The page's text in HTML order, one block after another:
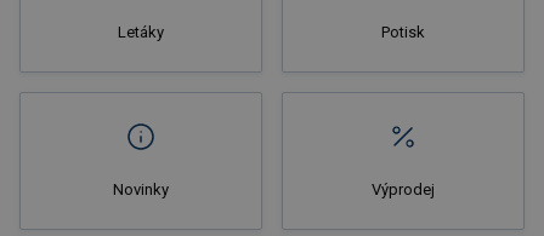
Letáky Potisk
Novinky Výprodej